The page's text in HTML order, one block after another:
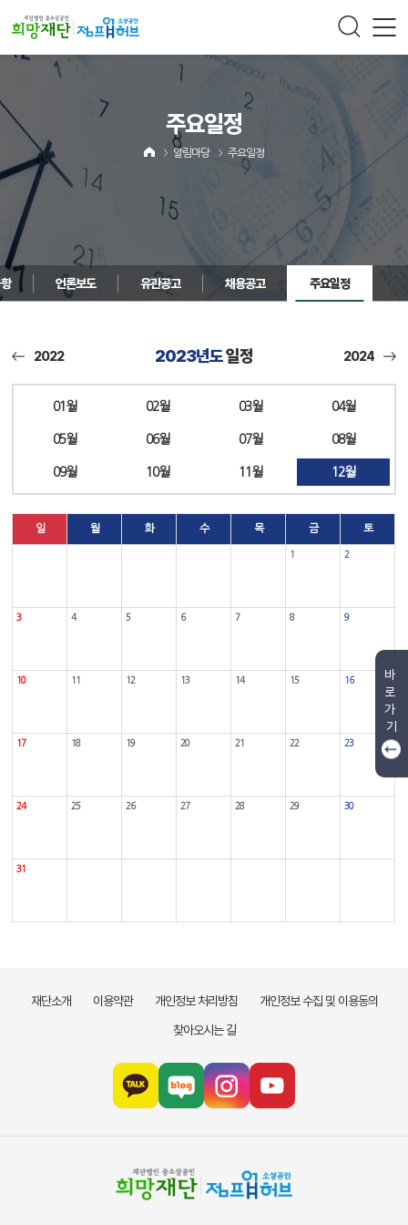
주요일정
알림마당 주요일정
언론보도 유관공고 채용공고 주요일정
2022 2023년도일정 2024
01월 02월 03월 04월
05월 06월 07월 08월
09월 10월 11월 12월
일 월 화 수 목 금 토
1 2
3 4 5 6 7 8 9
10 11 12 13 14 15 16
17 18 19 20 21 22 23
24 25 26 27 28 29 30
31
재단소개 이용약관 개인정보 처리방침
개인정보 수집 및 이용동의
찾아오시는 길
바
로
가
기